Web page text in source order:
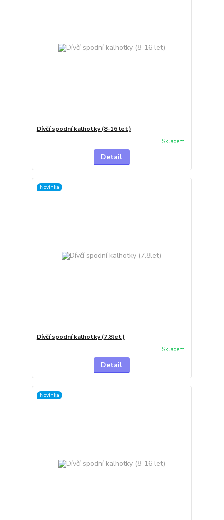
Dívčí spodní kalhotky (8-16 let)
Skladem
Detail
Novinka
Dívčí spodní kalhotky (7.8let)
Skladem
Detail
Novinka